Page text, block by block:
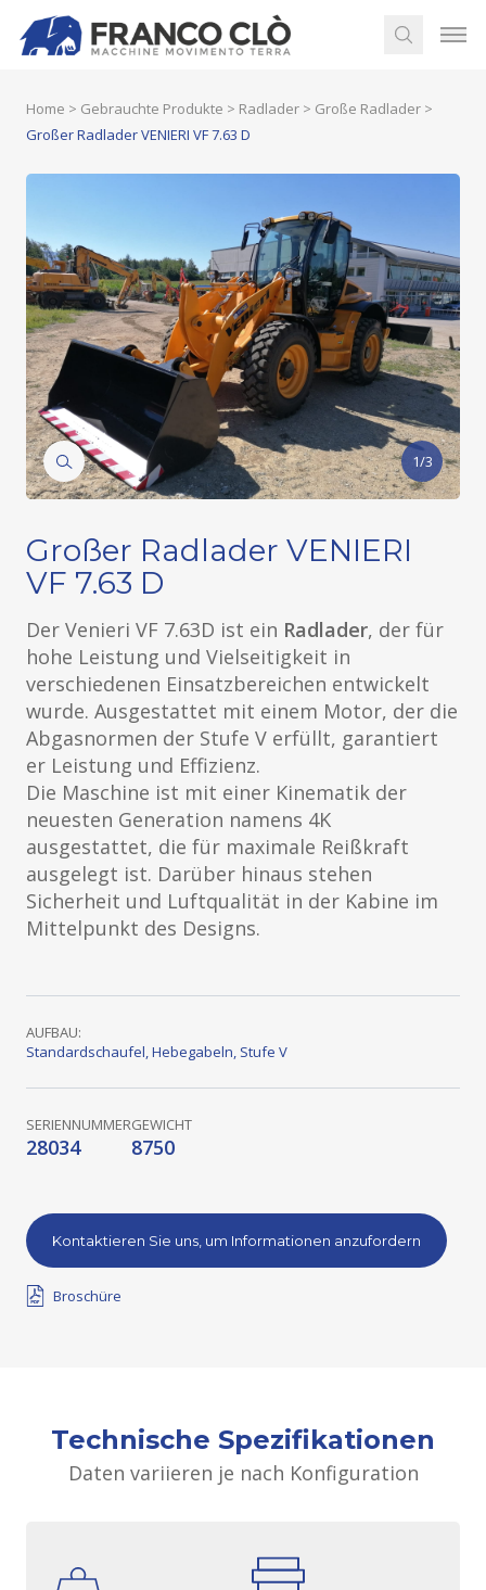
Home > Gebrauchte Produkte > Radlader > Große Radlader >
Großer Radlader VENIERI VF 7.63 D
1/3
Großer Radlader VENIERI
VF 7.63 D
Der Venieri VF 7.63D ist ein Radlader, der für
hohe Leistung und Vielseitigkeit in
verschiedenen Einsatzbereichen entwickelt
wurde. Ausgestattet mit einem Motor, der die
Abgasnormen der Stufe V erfüllt, garantiert
er Leistung und Effizienz.
Die Maschine ist mit einer Kinematik der
neuesten Generation namens 4K
ausgestattet, die für maximale Reißkraft
ausgelegt ist. Darüber hinaus stehen
Sicherheit und Luftqualität in der Kabine im
Mittelpunkt des Designs.
AUFBAU:
Standardschaufel,Hebegabeln, Stufe V
SERIENNUMMER
28034
GEWICHT
8750
Kontaktieren Sie uns, um Informationen anzufordern
Broschüre
Technische Spezifikationen
Daten variieren je nach Konfiguration